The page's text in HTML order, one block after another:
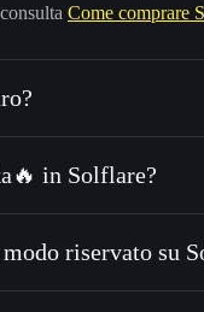
Come comprare
in Solflare?
卍🔥 in SOL,
riservato su
di privacy